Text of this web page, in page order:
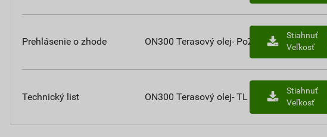
Prehlásenie o zhode ON300 Terasový olej- PoZ
Stiahnuť
Veľkosť
Technický list ON300 Terasový olej- TL
Stiahnuť
Veľkosť